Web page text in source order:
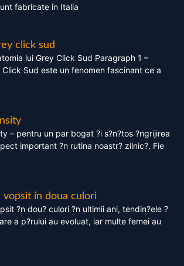
fabricate in Italia
click sud
lui Grey Click Sud Paragraph 1 –
Click Sud este un fenomen fascinant ce a
– pentru un par bogat ?i s?n?tos ?ngrijirea
important ?n rutina noastr? zilnic?. Fie
vopsit in doua culori
?n dou? culori ?n ultimii ani, tendin?ele ?
a p?rului au evoluat, iar multe femei au